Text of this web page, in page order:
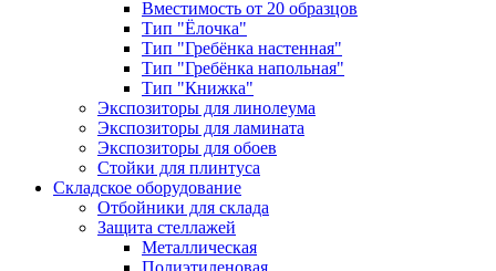
Вместимость от 20 образцов
Тип "Ёлочка"
Тип "Гребёнка настенная"
Тип "Гребёнка напольная"
Тип "Книжка"
Экспозиторы для линолеума
Экспозиторы для ламината
Экспозиторы для обоев
Стойки для плинтуса
Складское оборудование
Отбойники для склада
Защита стеллажей
Металлическая
Полиэтиленовая